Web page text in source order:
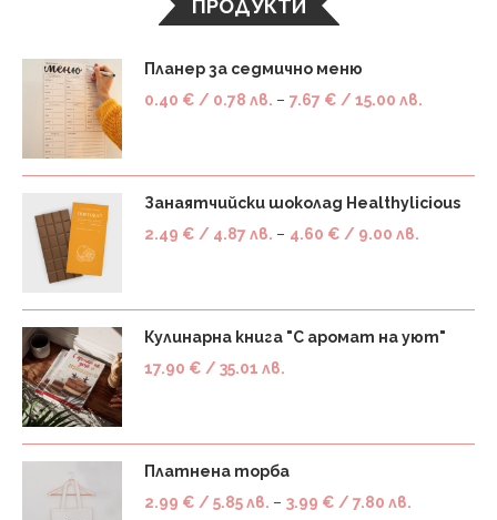
ПРОДУКТИ
Планер за седмично меню
0.40 € / 0.78 лв. – 7.67 € / 15.00 лв.
Занаятчийски шоколад Healthylicious
2.49 € / 4.87 лв. – 4.60 € / 9.00 лв.
Кулинарна книга "С аромат на уют"
17.90 € / 35.01 лв.
Платнена торба
2.99 € / 5.85 лв. – 3.99 € / 7.80 лв.